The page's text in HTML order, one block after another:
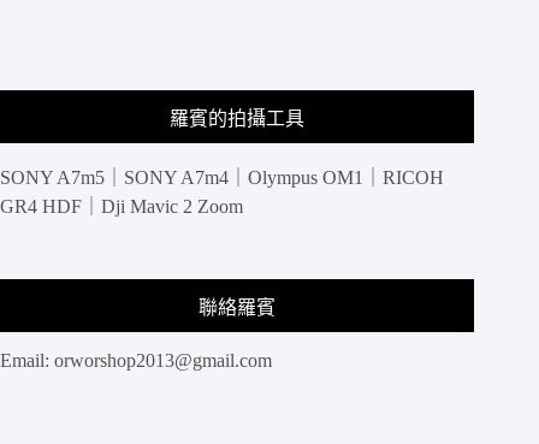
羅賓的拍攝工具
SONY A7m5｜SONY A7m4｜Olympus OM1｜RICOH
GR4 HDF｜Dji Mavic 2 Zoom
聯絡羅賓
Email: orworshop2013@gmail.com